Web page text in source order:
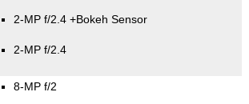
2-MP f/2.4 +Bokeh Sensor
2-MP f/2.4
8-MP f/2